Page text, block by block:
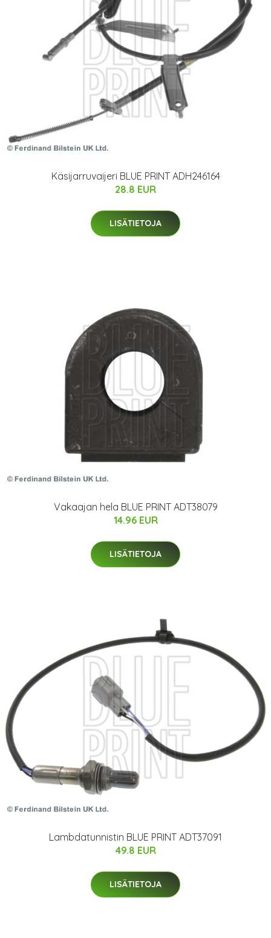
Käsijarruvaijeri BLUE PRINT ADH246164
28.8 EUR
LISÄTIETOJA
Vakaajan hela BLUE PRINT ADT38079
14.96 EUR
LISÄTIETOJA
Lambdatunnistin BLUE PRINT ADT37091
49.8 EUR
LISÄTIETOJA